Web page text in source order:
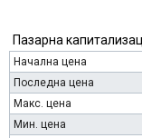
Пазарна
Начална цена
Последна цена
Макс. цена
Мин. цена